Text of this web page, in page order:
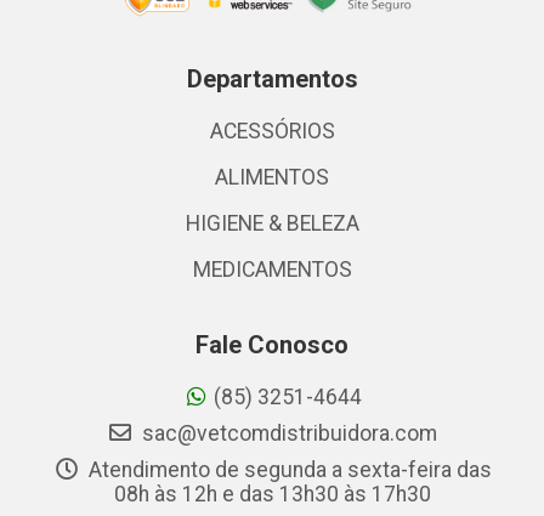
Departamentos
ACESSÓRIOS
ALIMENTOS
HIGIENE & BELEZA
MEDICAMENTOS
Fale Conosco
(85) 3251-4644
sac@vetcomdistribuidora.com
Atendimento de segunda a sexta-feira das
08h às 12h e das 13h30 às 17h30